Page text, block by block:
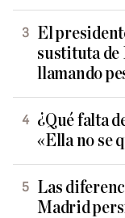
El
sustituta de
llamando
¿Qué falta
«Ella no se
Las
Madrid